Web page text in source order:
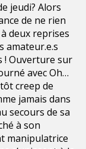
jeudi? Alors
de ne rien
deux reprises
amateur.e.s
! Ouverture sur
avec Oh…
creep de
jamais dans
secours de sa
à son
manipulatrice